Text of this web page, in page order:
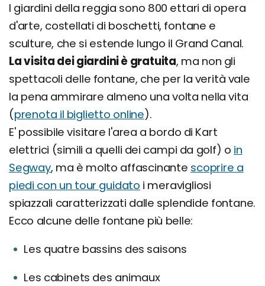
I giardini della reggia sono 800 ettari di opera
d'arte, costellati di boschetti, fontane e
sculture, che si estende lungo il Grand Canal.
La visita dei giardini è gratuita, ma non gli
spettacoli delle fontane, che per la verità vale
la pena ammirare almeno una volta nella vita
(prenota il biglietto online).
E' possibile visitare l'area a bordo di Kart
elettrici (simili a quelli dei campi da golf) o in
Segway, ma è molto affascinante scoprire a
piedi con un tour guidato i meravigliosi
spiazzali caratterizzati dalle splendide fontane.
Ecco alcune delle fontane più belle:
Les quatre bassins des saisons
Les cabinets des animaux